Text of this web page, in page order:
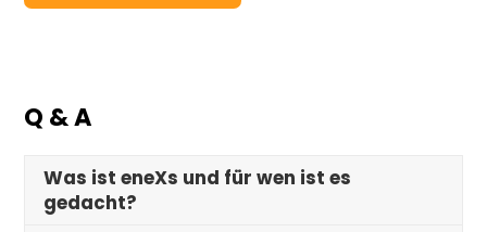
Q & A
Was ist eneXs und für wen ist es
gedacht?